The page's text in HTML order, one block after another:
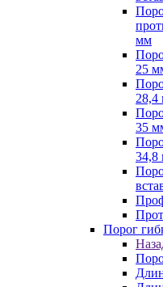
мм
25
28,4
35
34,8
Порог